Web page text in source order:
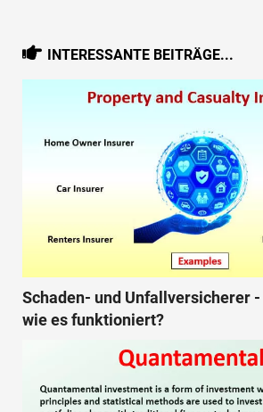
INTERESSANTE BEITRÄGE...
Schaden- und Unfallversicherer
wie es funktioniert?